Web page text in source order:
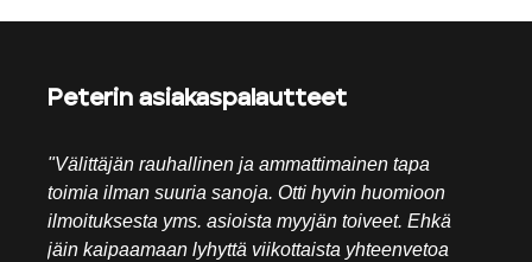
Peterin asiakaspalautteet
"Välittäjän rauhallinen ja ammattimainen tapa
toimia ilman suuria sanoja. Otti hyvin huomioon
ilmoituksesta yms. asioista myyjän toiveet. Ehkä
jäin kaipaamaan lyhyttä viikottaista yhteenvetoa